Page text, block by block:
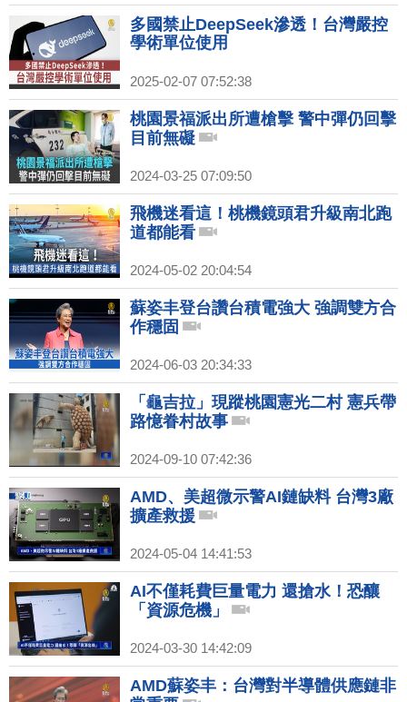
多國禁止DeepSeek滲透！台灣嚴控
學術單位使用
2025-02-07 07:52:38
桃園景福派出所遭槍擊 警中彈仍回擊
目前無礙
2024-03-25 07:09:50
飛機迷看這！桃機鏡頭君升級南北跑
道都能看
2024-05-02 20:04:54
蘇姿丰登台讚台積電強大 強調雙方合
作穩固
2024-06-03 20:34:33
「龜吉拉」現蹤桃園憲光二村 憲兵帶
路憶眷村故事
2024-09-10 07:42:36
AMD、美超微示警AI鏈缺料 台灣3廠
擴產救援
2024-05-04 14:41:53
AI不僅耗費巨量電力 還搶水！恐釀
「資源危機」
2024-03-30 14:42:09
AMD蘇姿丰：台灣對半導體供應鏈非